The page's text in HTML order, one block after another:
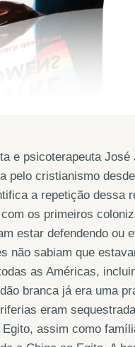
e psicoterapeuta
pelo cristianismo
a repetição dessa
os primeiros
estar defendendo ou
não sabiam que
as Américas,
branca já era uma
eram
assim como